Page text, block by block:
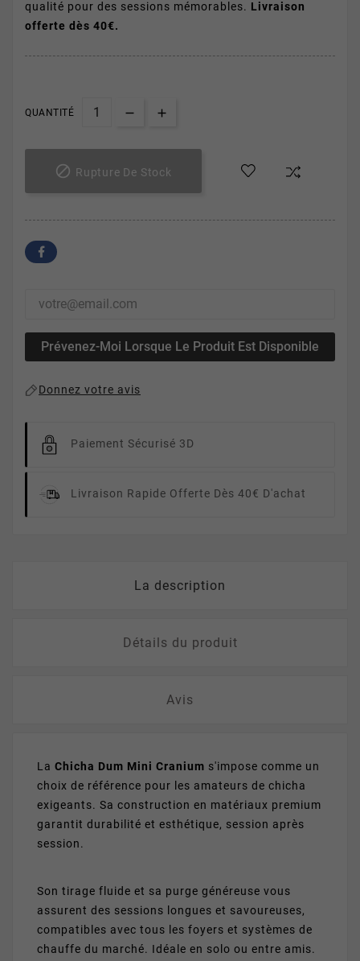
qualité pour des sessions mémorables. Livraison
offerte dès 40€.
QUANTITÉ
 Rupture De Stock
Prévenez-Moi Lorsque Le Produit Est Disponible
Donnez votre avis
Paiement Sécurisé 3D
Livraison Rapide Offerte Dès 40€ D'achat
La description
Détails du produit
Avis
La Chicha Dum Mini Cranium s'impose comme un
choix de référence pour les amateurs de chicha
exigeants. Sa construction en matériaux premium
garantit durabilité et esthétique, session après
session.
Son tirage fluide et sa purge généreuse vous
assurent des sessions longues et savoureuses,
compatibles avec tous les foyers et systèmes de
chauffe du marché. Idéale en solo ou entre amis.